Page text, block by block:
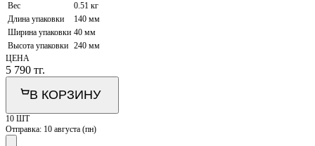
Вес
0.51 кг
Длина упаковки
140 мм
Ширина упаковки 40 мм
Высота упаковки 240 мм
ЦЕНА
5 790 тг.
В КОРЗИНУ
10 ШТ
Отправка: 10 августа (пн)